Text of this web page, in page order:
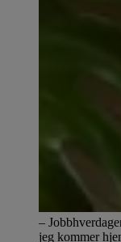
–
jeg kommer